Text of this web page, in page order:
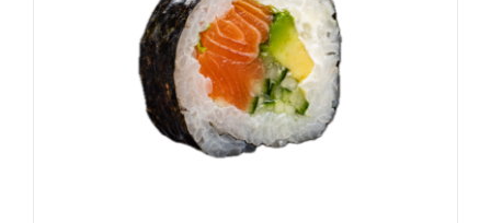
DODAJ DO KOSZYKA / SZCZEGÓŁY